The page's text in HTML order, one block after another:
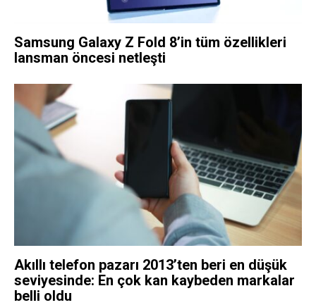
Samsung Galaxy Z Fold 8’in tüm özellikleri
lansman öncesi netleşti
Akıllı telefon pazarı 2013’ten beri en düşük
seviyesinde: En çok kan kaybeden markalar
belli oldu